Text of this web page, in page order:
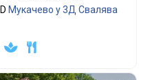
Мукачево у 3Д Свалява